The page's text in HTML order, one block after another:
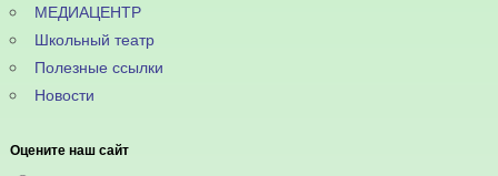
МЕДИАЦЕНТР
Школьный театр
Полезные ссылки
Новости
Оцените наш сайт